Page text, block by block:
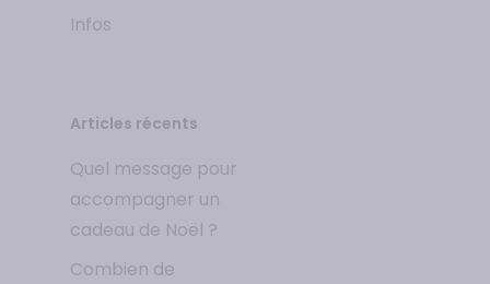
Infos
Articles récents
Quel message pour
accompagner un
cadeau de Noël ?
Combien de